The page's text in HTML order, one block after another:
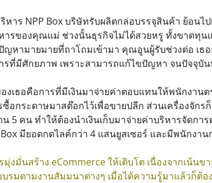
าร NPP Box บริษัทรับผลิตกล่อบรรจุสินค้า ย้อนไ
หารของคุณแม่ ช่วงนั้นธุรกิจไม่ได้สวยหรู ทั้งขาดทุ
หามายมายที่ถาโถมเข้ามา คุณอูนผู้รับช่วงต่อ เธอ
รที่มีศักยภาพ เพราะสามารถแก้ไขปัญหา จนปัจจุบั
งเธอคือการที่มีเงินมาจ่ายค่าตอบแทนให้พนักงาน
อกระดาษมาสต๊อกไว้เพื่อขายปลีก ส่วนเครื่องจัก
5 คน ทำให้ต้องนำเงินเก็บมาจ่ายค่าบริหารจัดก
มียอดกดไลค์กว่า 4 แสนยูสเซอร์ และมีพนักงาน
งมั่นสร้าง eCommerce ให้เติบโต เนื่องจากเน้น
รมตามงานสัมมนาต่างๆ เมื่อได้ความรู้มาแล้วก็ต้